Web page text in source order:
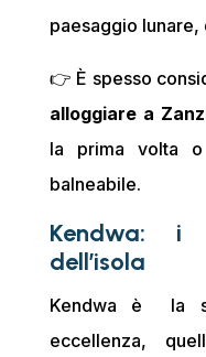
paesaggio lunare,
👉 È spesso
alloggiare a
la prima volta
balneabile.
Kendwa: i
dell’isola
Kendwa è la
eccellenza,